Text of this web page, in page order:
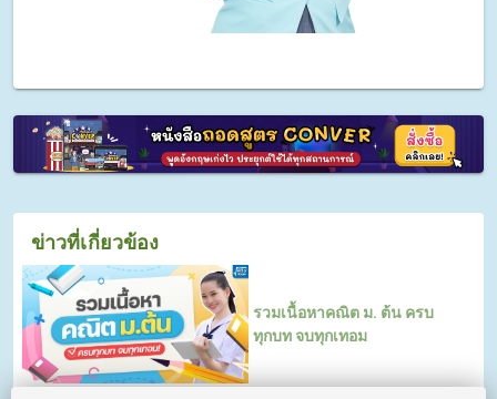
ข่าวที่เกี่ยวข้อง
รวมเนื้อหาคณิต ม. ต้น ครบ
ทุกบท จบทุกเทอม